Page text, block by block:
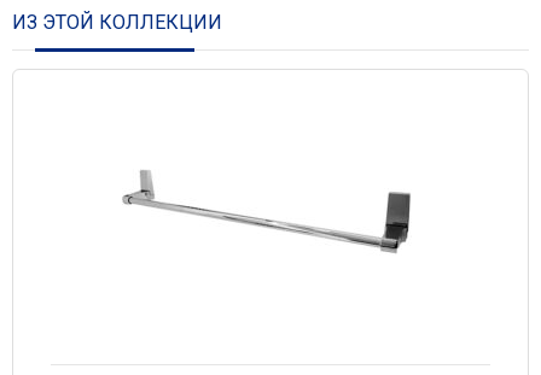
ИЗ ЭТОЙ КОЛЛЕКЦИИ